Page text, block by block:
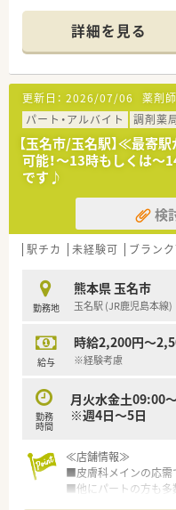
■眼科と泌尿器科、内
おり、幅広い知識を
■現在は正社員の薬剤
体制強化のための増員
します。
【募集背景と求める人物
■患者様へのサービス
して、組織の活性化を
す。
つけ薬剤師の取得な
■40代までのベテラン
舗の年齢バランスを
【法人特徴について】
■福岡県や熊本県、大
す。
■大手チェーンである
す。
■全店舗で「健康サポ
ており、薬局の社会
【求人情報について】
■経験次第で年収600
現在の給与水準を維持
詳細を見る
更新日： 2026/07/06 薬剤
パート・アルバイト
調剤薬
【玉名市/玉名駅】≪最寄
可能！～13時もしくは～
です♪
検
駅チカ 未経験可 ブラン
勤務地
熊本県 玉名市
玉名駅 (JR鹿児島本線)
給与
時給2,200円～
※経験考慮
勤務
時間
月火水金土09:00
※週4日～5日
≪店舗情報≫
■皮膚科メインの応需
■他にパートの方も多